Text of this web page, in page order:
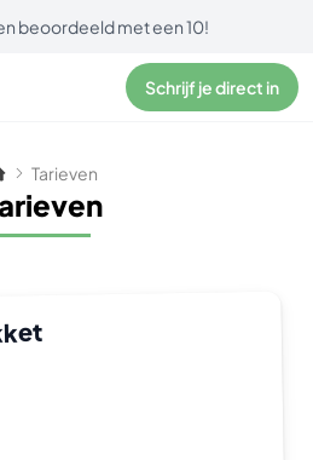
beoordeeld met een 10!
Schrijf je direct in
Tarieven